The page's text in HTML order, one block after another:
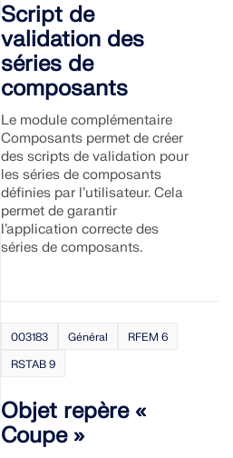
Script de
validation des
séries de
composants
Le module complémentaire
Composants permet de créer
des scripts de validation pour
les séries de composants
définies par l’utilisateur. Cela
permet de garantir
l’application correcte des
séries de composants.
003183 Général
RFEM 6
RSTAB 9
Objet repère «
Coupe »